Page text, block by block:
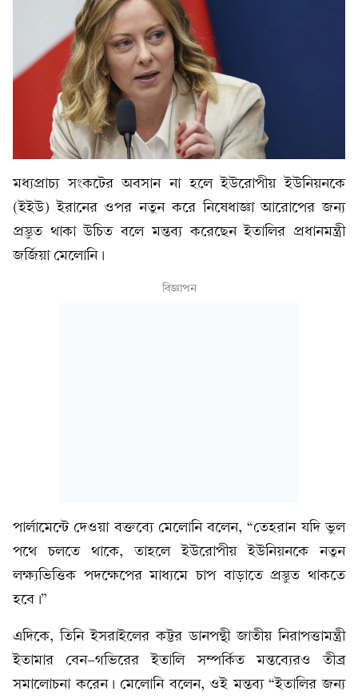
মধ্যপ্রাচ্য সংকটের অবসান না হলে ইউরোপীয় ইউনিয়নকে
(ইইউ) ইরানের ওপর নতুন করে নিষেধাজ্ঞা আরোপের জন্য
প্রস্তুত থাকা উচিত বলে মন্তব্য করেছেন ইতালির প্রধানমন্ত্রী
জর্জিয়া মেলোনি।
বিজ্ঞাপন
পার্লামেন্টে দেওয়া বক্তব্যে মেলোনি বলেন, “তেহরান যদি ভুল
পথে চলতে থাকে, তাহলে ইউরোপীয় ইউনিয়নকে নতুন
লক্ষ্যভিত্তিক পদক্ষেপের মাধ্যমে চাপ বাড়াতে প্রস্তুত থাকতে
হবে।”
এদিকে, তিনি ইসরাইলের কট্টর ডানপন্থী জাতীয় নিরাপত্তামন্ত্রী
ইতামার বেন-গভিরের ইতালি সম্পর্কিত মন্তব্যেরও তীব্র
সমালোচনা করেন। মেলোনি বলেন, ওই মন্তব্য “ইতালির জন্য